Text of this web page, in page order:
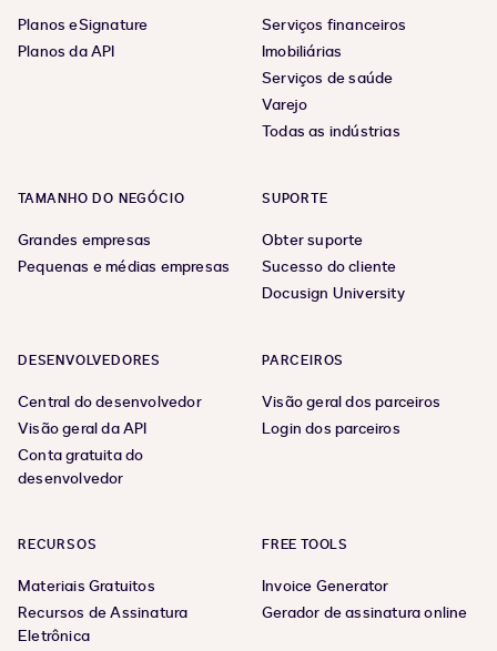
Planos eSignature
Planos da API
Serviços financeiros
Imobiliárias
Serviços de saúde
Varejo
Todas as indústrias
TAMANHO DO NEGÓCIO
Grandes empresas
Pequenas e médias empresas
SUPORTE
Obter suporte
Sucesso do cliente
Docusign University
DESENVOLVEDORES
Central do desenvolvedor
Visão geral da API
Conta gratuita do
desenvolvedor
PARCEIROS
Visão geral dos parceiros
Login dos parceiros
RECURSOS
Materiais Gratuitos
Recursos de Assinatura
Eletrônica
FREE TOOLS
Invoice Generator
Gerador de assinatura online